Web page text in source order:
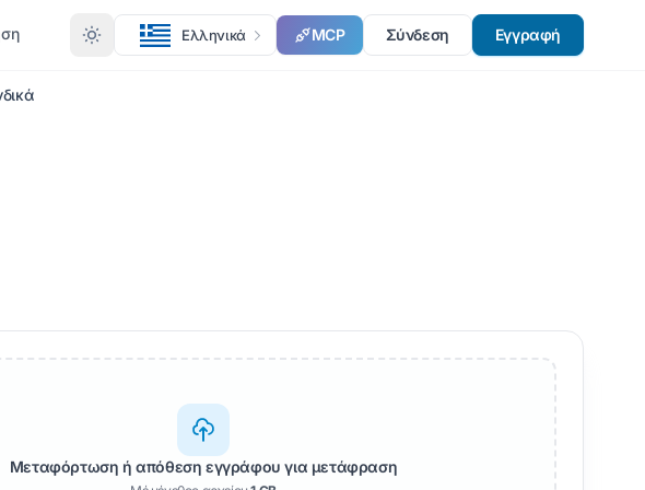
Ελληνικά MCP Σύνδεση Εγγραφή
Μεταφόρτωση ή απόθεση εγγράφου για μετάφραση